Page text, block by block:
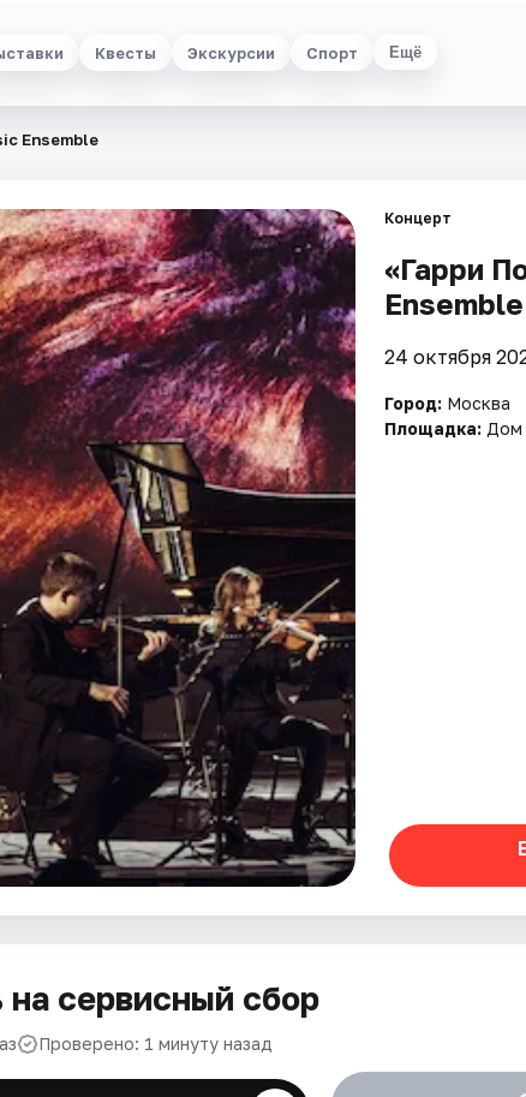
Квесты Экскурсии Спорт Ещё
Ensemble
Концерт
«Гарри
24 октября
Город: Москва
Площадка: Дом
на сервисный сбор
Проверено: 1 минуту назад